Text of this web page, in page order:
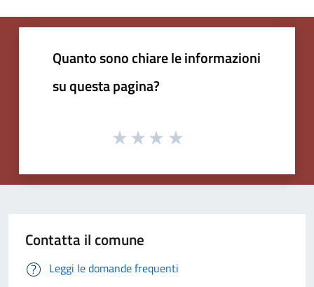
Quanto sono chiare le informazioni
su questa pagina?
Contatta il comune
Leggi le domande frequenti